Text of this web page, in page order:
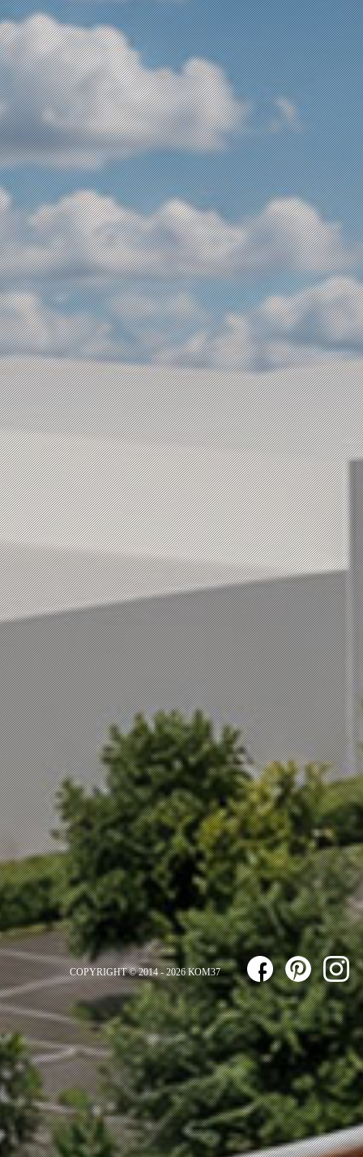
COPYRIGHT © 2014 - 2026 ΚΟΜ37